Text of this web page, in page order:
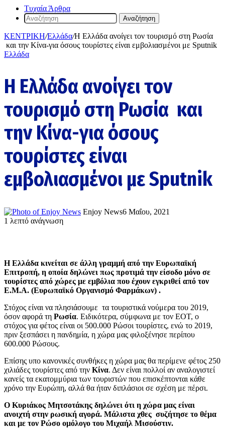
Τυχαία Άρθρα
Αναζήτηση
ΚΕΝΤΡΙΚΗ/Ελλάδα/Η Ελλάδα ανοίγει τον τουρισμό στη Ρωσία
και την Κίνα-για όσους τουρίστες είναι εμβολιασμένοι με Sputnik
Ελλάδα
Η Ελλάδα ανοίγει τον
τουρισμό στη Ρωσία και
την Κίνα-για όσους
τουρίστες είναι
εμβολιασμένοι με Sputnik
Enjoy News6 Μαΐου, 2021
1 λεπτό ανάγνωση
Η Ελλάδα κινείται σε άλλη γραμμή από την Ευρωπαϊκή
Επιτροπή, η οποία δηλώνει πως προτιμά την είσοδο μόνο σε
τουρίστες από χώρες με εμβόλια που έχουν εγκριθεί από τον
E.M.A. (Ευρωπαϊκό Οργανισμό Φαρμάκων) .
Στόχος είναι να πλησιάσουμε τα τουριστικά νούμερα του 2019,
όσον αφορά τη Ρωσία. Ειδικότερα, σύμφωνα με τον ΕΟΤ, ο
στόχος για φέτος είναι οι 500.000 Ρώσοι τουρίστες, ενώ το 2019,
πριν ξεσπάσει η πανδημία, η χώρα μας φιλοξένησε περίπου
600.000 Ρώσους.
Επίσης υπο κανονικές συνθήκες η χώρα μας θα περίμενε φέτος 250
χιλιάδες τουρίστες από την Κίνα. Δεν είναι πολλοί αν αναλογιστεί
κανείς τα εκατομμύρια των τουριστών που επισκέπτονται κάθε
χρόνο την Ευρώπη, αλλά θα ήταν διπλάσιοι σε σχέση με πέρσι.
O Κυριάκος Μητσοτάκης δηλώνει ότι η χώρα μας είναι
ανοιχτή στην ρωσική αγορά. Μάλιστα χθες συζήτησε το θέμα
και με τον Ρώσο ομόλογο του Μιχαήλ Μισούστιν.